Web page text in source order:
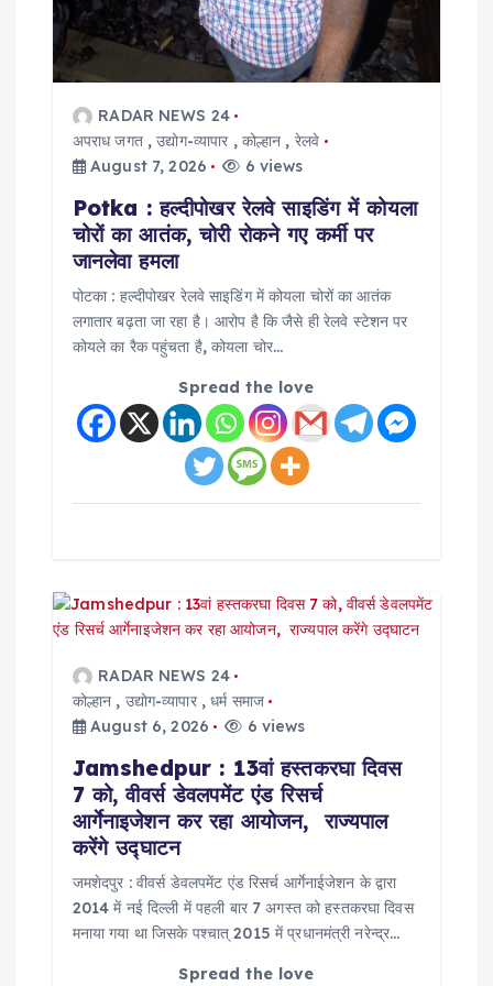
RADAR NEWS 24
अपराध जगत,उद्योग-व्यापार , कोल्हान , रेलवे
August 7, 2026
6 views
Potka : हल्दीपोखर रेलवे साइडिंग में कोयला
चोरों का आतंक, चोरी रोकने गए कर्मी पर
जानलेवा हमला
पोटका : हल्दीपोखर रेलवे साइडिंग में कोयला चोरों का आतंक
लगातार बढ़ता जा रहा है। आरोप है कि जैसे ही रेलवे स्टेशन पर
कोयले का रैक पहुंचता है, कोयला चोर…
Spread the love
RADAR NEWS 24
कोल्हान , उद्योग-व्यापार,धर्म समाज
August 6, 2026
6 views
Jamshedpur : 13वां हस्तकरघा दिवस
7 को, वीवर्स डेवलपमेंट एंड रिसर्च
आर्गेनाइजेशन कर रहा आयोजन, राज्यपाल
करेंगे उद्घाटन
जमशेदपुर : वीवर्स डेवलपमेंट एंड रिसर्च आर्गेनाईजेशन के द्वारा
2014 में नई दिल्ली में पहली बार 7 अगस्त को हस्तकरघा दिवस
मनाया गया था जिसके पश्चात् 2015 में प्रधानमंत्री नरेन्द्र…
Spread the love